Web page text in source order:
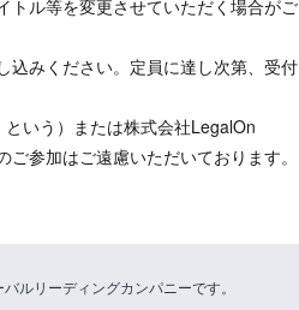
トル等を変更させていただく場合がご
込みください。定員に達し次第、受付
いう）または株式会社LegalOn
参加はご遠慮いただいております。
ルリーディングカンパニーです。